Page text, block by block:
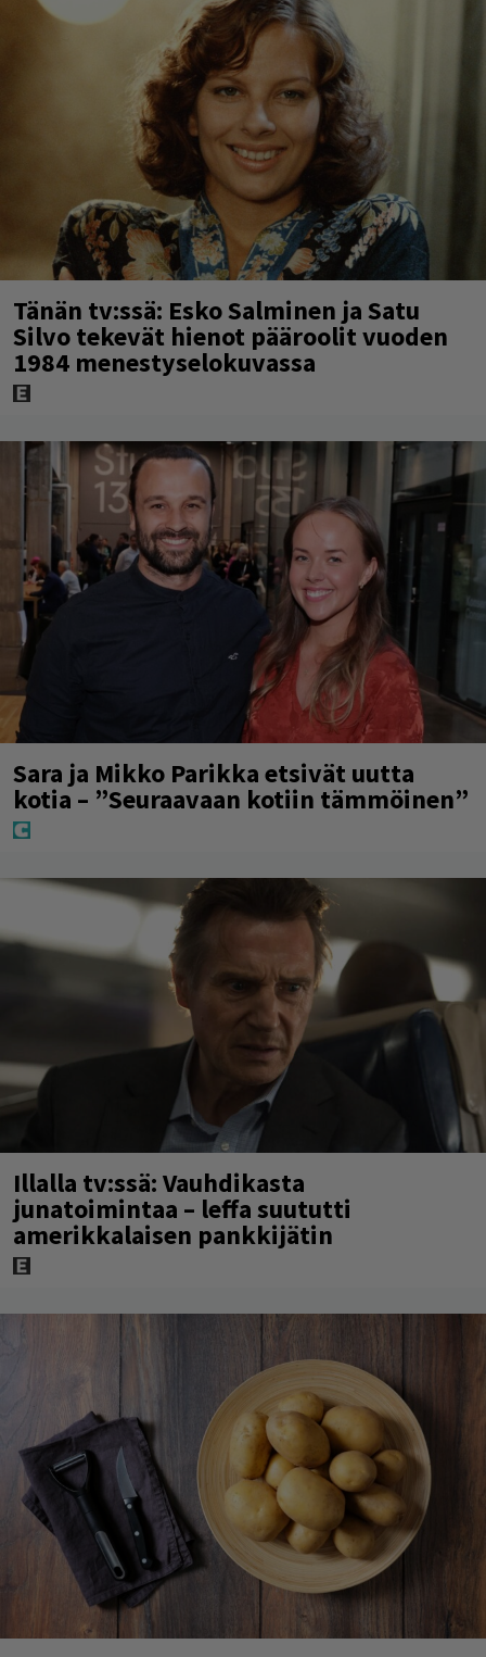
Tänän tv:ssä: Esko Salminen ja Satu
Silvo tekevät hienot pääroolit vuoden
1984 menestyselokuvassa
Sara ja Mikko Parikka etsivät uutta
kotia – ”Seuraavaan kotiin tämmöinen”
Illalla tv:ssä: Vauhdikasta
junatoimintaa – leffa suututti
amerikkalaisen pankkijätin